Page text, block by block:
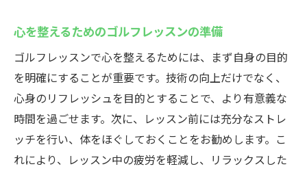
を築く
心身の健康をサポートするゴルフレッスン
ゴルフレッスンで心身を健やかに保つ方法
ゴルフレッスンがもたらす健康の秘訣
ゴルフレッスンで得られる心身の健康効果
健康促進に役立つゴルフレッスンの実践
心を整えるためのゴルフレッスンの準備
ゴルフレッスンで心を整えるためには、まず自身の目的
を明確にすることが重要です。技術の向上だけでなく、
心身のリフレッシュを目的とすることで、より有意義な
時間を過ごせます。次に、レッスン前には充分なストレ
ッチを行い、体をほぐしておくことをお勧めします。こ
れにより、レッスン中の疲労を軽減し、リラックスした